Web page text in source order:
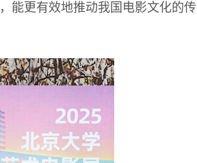
能更有效地推动我国电影文化的传